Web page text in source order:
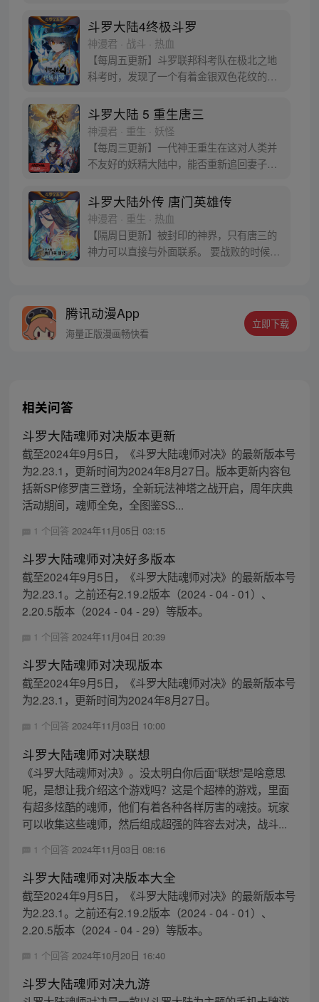
魂”遇上执着而顽强的少年唐舞麟，万众瞩目
的武魂传奇将再次被书写。我们不期待奇
迹，但要给奇迹一个机会。
斗罗大陆4终极斗罗
神漫君 · 战斗 · 热血
【每周五更新】斗罗联邦科考队在极北之地
科考时，发现了一个有着金银双色花纹的
于是赶忙将其带回研究所进行孵化。蛋孵化
出来了，可孵出来的是一个婴儿，一个和人
类一模一样的孩子；与此同时，联邦研究所
正在解冻一名银色长发女子，而一名蓝发青
年则在海滨被人发现
斗罗大陆 5 重生唐三
神漫君 · 重生 · 妖怪
【每周三更新】一代神王重生在这对人类并
不友好的妖精大陆中，能否重新追回妻子。
路？尽在一代神王至情追妻之旅，斗罗大陆
第五部，重生唐三!
斗罗大陆外传 唐门英雄传
神漫君 · 重生 · 热血
【隔周日更新】被封印的神界，只有唐三的
神力可以直接与外面联系。 要战败的时候，
战！
腾讯动漫App
海量正版漫画畅快看
立即下载
相关问答
斗罗大陆魂师对决版本更新
截至2024年9月5日，《斗罗大陆魂师对决》的最新版本号
为2.23.1，更新时间为2024年8月27日。版本更新内容包
括新SP修罗唐三登场，全新玩法神塔之战开启，周年庆典
活动期间，魂师全免，全图鉴SS...
1 个回答 2024年11月05日 03:15
斗罗大陆魂师对决好多版本
截至2024年9月5日，《斗罗大陆魂师对决》的最新版本号
为2.23.1。之前还有2.19.2版本（2024 - 04 - 01）、
2.20.5版本（2024 - 04 - 29）等版本。
1 个回答 2024年11月04日 20:39
斗罗大陆魂师对决现版本
截至2024年9月5日，《斗罗大陆魂师对决》的最新版本号
为2.23.1，更新时间为2024年8月27日。
1 个回答 2024年11月03日 10:00
斗罗大陆魂师对决联想
《斗罗大陆魂师对决》。没太明白你后面“联想”是啥意思
呢，是想让我介绍这个游戏吗？这是个超棒的游戏，里面
有超多炫酷的魂师，他们有着各种各样厉害的魂技。玩家
可以收集这些魂师，然后组成超强的阵容去对决，战斗...
1 个回答 2024年11月03日 08:16
斗罗大陆魂师对决版本大全
截至2024年9月5日，《斗罗大陆魂师对决》的最新版本号
为2.23.1。之前还有2.19.2版本（2024 - 04 - 01）、
2.20.5版本（2024 - 04 - 29）等版本。
1 个回答 2024年10月20日 16:40
斗罗大陆魂师对决九游